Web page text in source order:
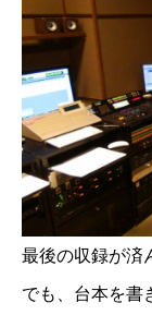
最後の収録が済
でも、台本を書